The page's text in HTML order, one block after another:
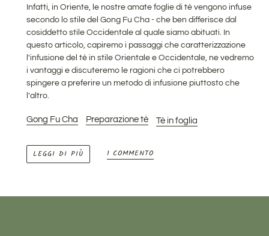
Infatti, in Oriente, le nostre amate foglie di tè vengono infuse
secondo lo stile del Gong Fu Cha - che ben differisce dal
cosiddetto stile Occidentale al quale siamo abituati. In
questo articolo, capiremo i passaggi che caratterizzazione
l'infusione del tè in stile Orientale e Occidentale, ne vedremo
i vantaggi e discuteremo le ragioni che ci potrebbero
spingere a preferire un metodo di infusione piuttosto che
l'altro.
Gong Fu Cha Preparazione tè Tè in foglia
LEGGI DI PIÙ 1 COMMENTO